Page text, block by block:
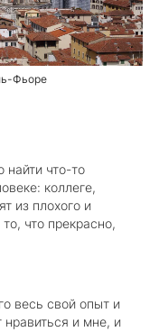
Фьоре
найти что-то
коллеге,
из плохого и
что прекрасно,
весь свой опыт и
нравиться и мне, и